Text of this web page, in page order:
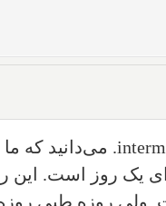
. می‌دانید که
یک روز است‌.
ولی روزه طبی